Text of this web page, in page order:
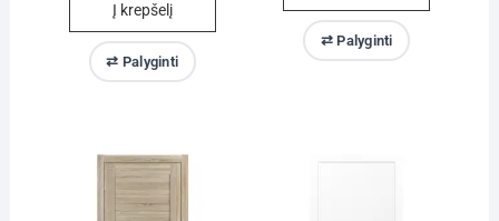
Į krepšelį
⇄ Palyginti
⇄ Palyginti